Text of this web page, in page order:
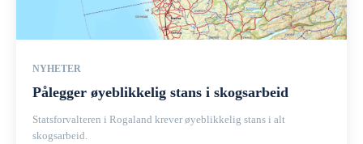
NYHETER
Pålegger øyeblikkelig stans i skogsarbeid
Statsforvalteren i Rogaland krever øyeblikkelig stans i alt
skogsarbeid.